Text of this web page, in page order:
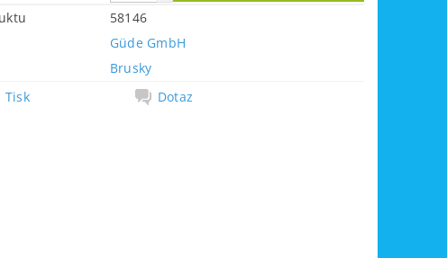
58146
Güde GmbH
Brusky
Tisk
Dotaz